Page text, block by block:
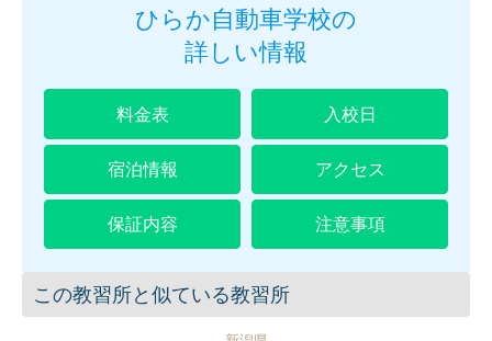
ひらか自動車学校の
詳しい情報
料金表 入校日
宿泊情報 アクセス
保証内容 注意事項
この教習所と似ている教習所